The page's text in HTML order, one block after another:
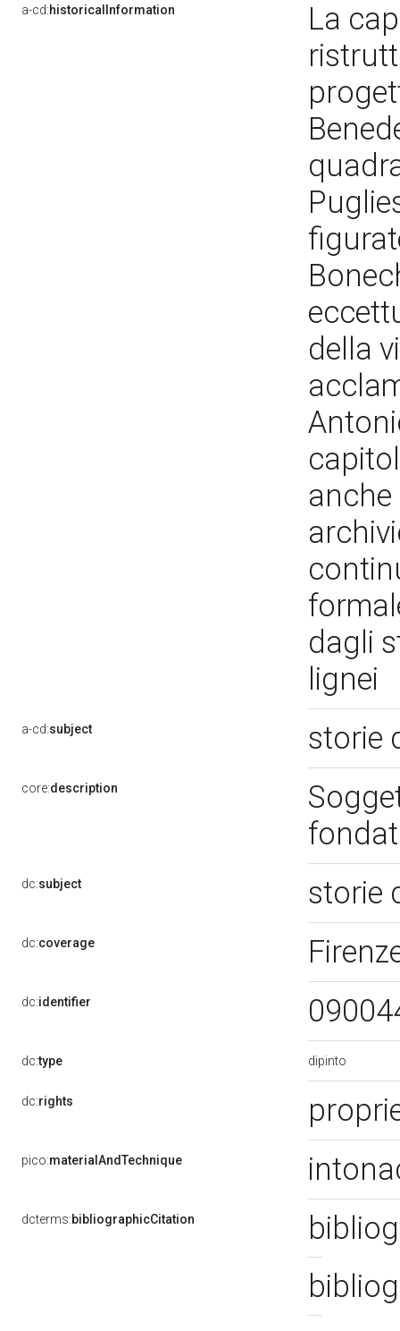
a-cd:historicalInformation
La
della
anche
dagli
lignei
a-cd:subject storie
core:description
dc:subject storie
dc:coverage
dc:identifier
dc:type dipinto
dc:rights
pico:materialAndTechnique
dcterms:bibliographicCitation